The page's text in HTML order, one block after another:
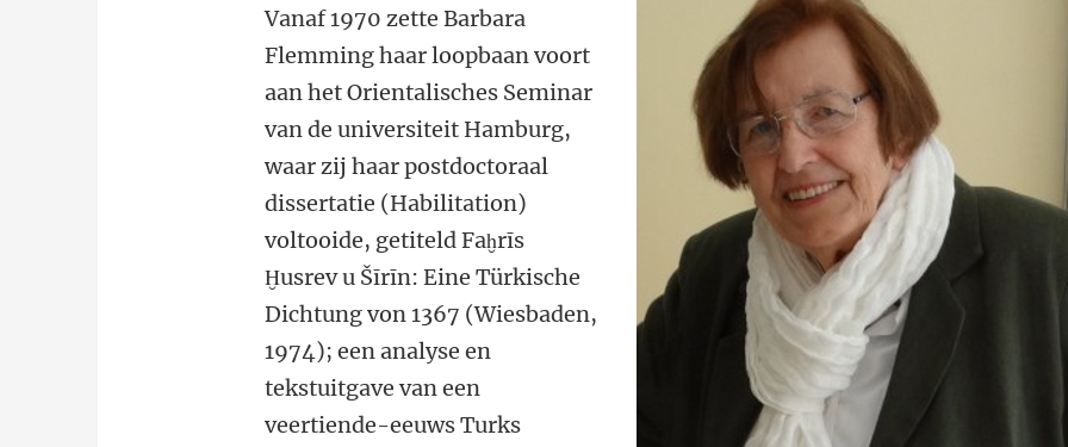
Vanaf 1970 zette Barbara
Flemming haar loopbaan voort
aan het Orientalisches Seminar
van de universiteit Hamburg,
waar zij haar postdoctoraal
dissertatie (Habilitation)
voltooide, getiteld Faḫrı̄s
Ḫusrev u Šı̄rı̄n: Eine Türkische
Dichtung von 1367 (Wiesbaden,
1974); een analyse en
tekstuitgave van een
veertiende-eeuws Turks